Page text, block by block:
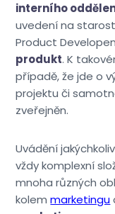
interního
uvedení na
Product
produkt. K
případě, že jde o
projektu či
zveřejněn.
Uvádění
vždy komplexní
mnoha různých
kolemmarketingu